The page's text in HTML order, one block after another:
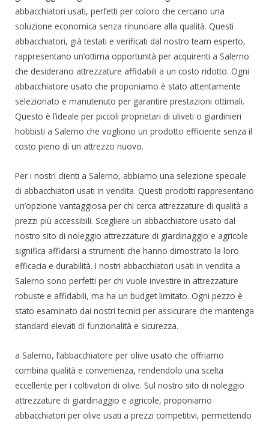
abbacchiatori usati, perfetti per coloro che cercano una
soluzione economica senza rinunciare alla qualità. Questi
abbacchiatori, già testati e verificati dal nostro team esperto,
rappresentano un’ottima opportunità per acquirenti a Salerno
che desiderano attrezzature affidabili a un costo ridotto. Ogni
abbacchiatore usato che proponiamo è stato attentamente
selezionato e manutenuto per garantire prestazioni ottimali.
Questo è l’ideale per piccoli proprietari di uliveti o giardinieri
hobbisti a Salerno che vogliono un prodotto efficiente senza il
costo pieno di un attrezzo nuovo.
Per i nostri clienti a Salerno, abbiamo una selezione speciale
di abbacchiatori usati in vendita. Questi prodotti rappresentano
un’opzione vantaggiosa per chi cerca attrezzature di qualità a
prezzi più accessibili. Scegliere un abbacchiatore usato dal
nostro sito di noleggio attrezzature di giardinaggio e agricole
significa affidarsi a strumenti che hanno dimostrato la loro
efficacia e durabilità. I nostri abbacchiatori usati in vendita a
Salerno sono perfetti per chi vuole investire in attrezzature
robuste e affidabili, ma ha un budget limitato. Ogni pezzo è
stato esaminato dai nostri tecnici per assicurare che mantenga
standard elevati di funzionalità e sicurezza.
a Salerno, l’abbacchiatore per olive usato che offriamo
combina qualità e convenienza, rendendolo una scelta
eccellente per i coltivatori di olive. Sul nostro sito di noleggio
attrezzature di giardinaggio e agricole, proponiamo
abbacchiatori per olive usati a prezzi competitivi, permettendo